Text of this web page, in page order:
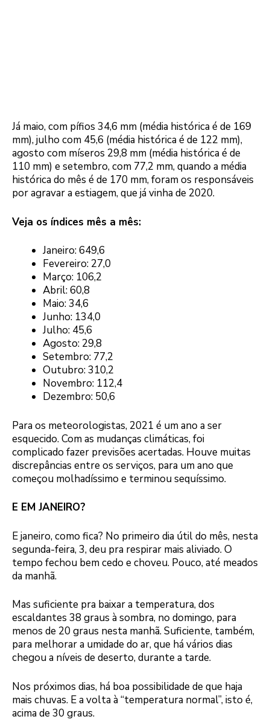
Já maio, com pífios 34,6 mm (média histórica é de 169
mm), julho com 45,6 (média histórica é de 122 mm),
agosto com míseros 29,8 mm (média histórica é de
110 mm) e setembro, com 77,2 mm, quando a média
histórica do mês é de 170 mm, foram os responsáveis
por agravar a estiagem, que já vinha de 2020.
Veja os índices mês a mês:
Janeiro: 649,6
Fevereiro: 27,0
Março: 106,2
Abril: 60,8
Maio: 34,6
Junho: 134,0
Julho: 45,6
Agosto: 29,8
Setembro: 77,2
Outubro: 310,2
Novembro: 112,4
Dezembro: 50,6
Para os meteorologistas, 2021 é um ano a ser
esquecido. Com as mudanças climáticas, foi
complicado fazer previsões acertadas. Houve muitas
discrepâncias entre os serviços, para um ano que
começou molhadíssimo e terminou sequíssimo.
E EM JANEIRO?
E janeiro, como fica? No primeiro dia útil do mês, nesta
segunda-feira, 3, deu pra respirar mais aliviado. O
tempo fechou bem cedo e choveu. Pouco, até meados
da manhã.
Mas suficiente pra baixar a temperatura, dos
escaldantes 38 graus à sombra, no domingo, para
menos de 20 graus nesta manhã. Suficiente, também,
para melhorar a umidade do ar, que há vários dias
chegou a níveis de deserto, durante a tarde.
Nos próximos dias, há boa possibilidade de que haja
mais chuvas. E a volta à “temperatura normal”, isto é,
acima de 30 graus.